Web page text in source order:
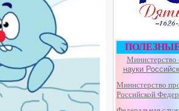
Министерство
науки
Министерство
Российской